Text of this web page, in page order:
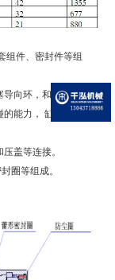
组件、密封件等组
导向环，和固定连接
能力， 缸体部件由
盖等连接。
圈等组成。